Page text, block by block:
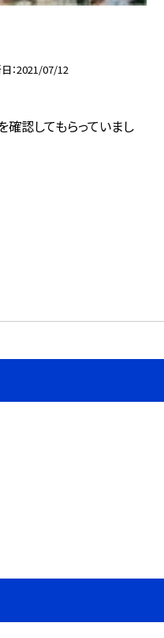
2021/07/12
認してもらっていまし